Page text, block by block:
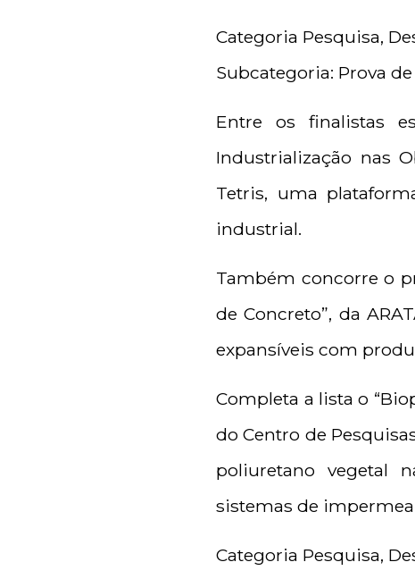
Categoria Pesquisa,
Subcategoria: Prova
Entre os finalistas
Industrialização nas
Tetris, uma
industrial.
Também concorre o
de Concreto”, da
expansíveis com
Completa a lista o
do Centro de
poliuretano vegetal
sistemas de
Categoria Pesquisa,